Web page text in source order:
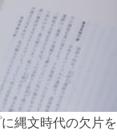
縄文時代の欠片を